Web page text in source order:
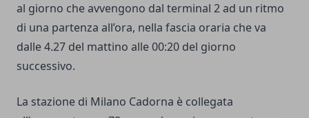
al giorno che avvengono dal terminal 2 ad un ritmo
di una partenza all’ora, nella fascia oraria che va
dalle 4.27 del mattino alle 00:20 del giorno
successivo.
La stazione di Milano Cadorna è collegata